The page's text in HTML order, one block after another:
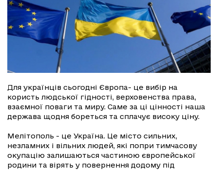
Для українців сьогодні Європа- це вибір на
користь людської гідності, верховенства права,
взаємної поваги та миру. Саме за ці цінності наша
держава щодня бореться та сплачує високу ціну.
Мелітополь - це Україна. Це місто сильних,
незламних і вільних людей, які попри тимчасову
окупацію залишаються частиною європейської
родини та вірять у повернення додому під